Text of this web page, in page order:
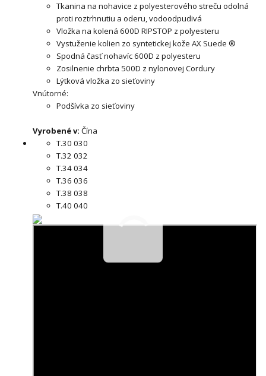
Tkanina na nohavice z polyesterového streču odolná
proti roztrhnutiu a oderu, vodoodpudivá
Vložka na kolená 600D RIPSTOP z polyesteru
Vystuženie kolien zo syntetickej kože AX Suede ®
Spodná časť nohavíc 600D z polyesteru
Zosilnenie chrbta 500D z nylonovej Cordury
Lýtková vložka zo sieťoviny
Vnútorné:
Podšívka zo sieťoviny
Vyrobené v: Čína
T.30 030
T.32 032
T.34 034
T.36 036
T.38 038
T.40 040